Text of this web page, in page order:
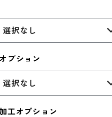
選択なし
プション
選択なし
工オプション